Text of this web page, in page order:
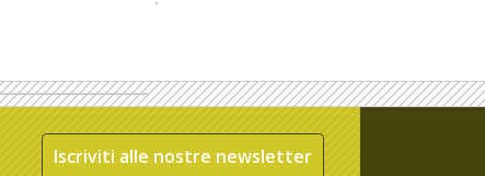
Iscriviti alle nostre newsletter